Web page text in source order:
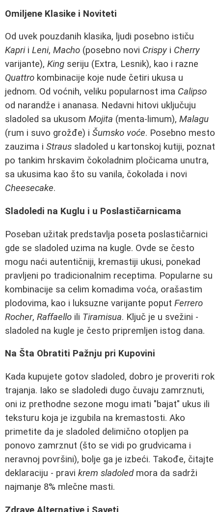
Omiljene Klasike i Noviteti
Od uvek pouzdanih klasika, ljudi posebno ističu
Kaprii Leni, Macho (posebno novi Crispy i Cherry
varijante), King seriju (Extra, Lesnik), kao i razne
Quattro kombinacije koje nude četiri ukusa u
jednom. Od voćnih, veliku popularnost ima Calipso
od narandže i ananasa. Nedavni hitovi uključuju
sladoled sa ukusom Mojita (menta-limum), Malagu
(rum i suvo grožđe) i Šumsko voće. Posebno mesto
zauzima i Straus sladoled u kartonskoj kutiji, poznat
po tankim hrskavim čokoladnim pločicama unutra,
sa ukusima kao što su vanila, čokolada i novi
Cheesecake.
Sladoledi na Kuglu i u Poslastičarnicama
Poseban užitak predstavlja poseta poslastičarnici
gde se sladoled uzima na kugle. Ovde se često
mogu naći autentičniji, kremastiji ukusi, ponekad
pravljeni po tradicionalnim receptima. Popularne su
kombinacije sa celim komadima voća, orašastim
plodovima, kao i luksuzne varijante poput Ferrero
Rocher, Raffaello ili Tiramisua. Ključ je u svežini -
sladoled na kugle je često pripremljen istog dana.
Na Šta Obratiti Pažnju pri Kupovini
Kada kupujete gotov sladoled, dobro je proveriti rok
trajanja. Iako se sladoledi dugo čuvaju zamrznuti,
oni iz prethodne sezone mogu imati "bajat" ukus ili
teksturu koja je izgubila na kremastosti. Ako
primetite da je sladoled delimično otopljen pa
ponovo zamrznut (što se vidi po grudvicama i
neravnoj površini), bolje ga je izbeći. Takođe, čitajte
deklaraciju - pravi krem sladoledmora da sadrži
najmanje 8% mlečne masti.